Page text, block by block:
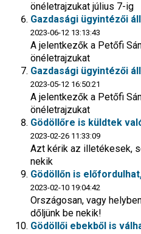
önéletrajzukat július 7-ig
Gazdasági ügyintézői
2023-06-12 13:13:43
A jelentkezők a Petőfi
önéletrajzukat
Gazdasági ügyintézői
2023-05-12 16:50:21
A jelentkezők a Petőfi
önéletrajzukat
Gödöllőre is küldtek
2023-02-26 11:33:09
Azt kérik az illetékesek,
nekik
Gödöllőn is
2023-02-10 19:04:42
Országosan, vagy
dőljünk be nekik!
Gödöllői ebekből is